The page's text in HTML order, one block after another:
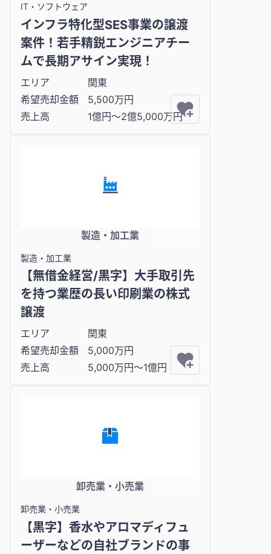
IT・ソフトウェア
インフラ特化型SES事業の譲渡
案件！若手精鋭エンジニアチー
ムで長期アサイン実現！
エリア
関東
希望売却金額
5,500万円
売上高
1億円〜2億5,000万円
製造・加工業
製造・加工業
【無借金経営/黒字】大手取引先
を持つ業歴の長い印刷業の株式
譲渡
エリア
関東
希望売却金額
5,000万円
売上高
5,000万円〜1億円
卸売業・小売業
卸売業・小売業
【黒字】香水やアロマディフュ
ーザーなどの自社ブランドの事